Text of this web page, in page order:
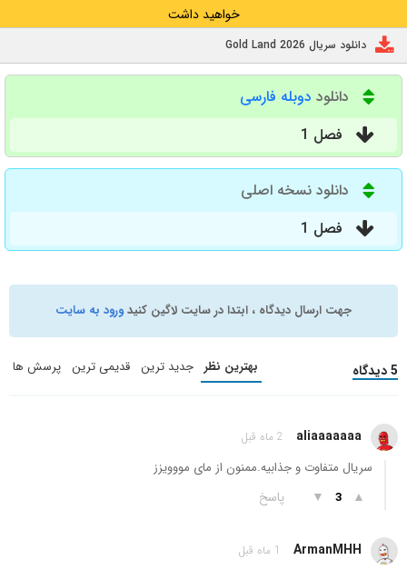
خواهید داشت
دانلود سریال Gold Land 2026
دانلود دوبله فارسی
فصل 1
دانلود نسخه اصلی
فصل 1
جهت ارسال دیدگاه ، ابتدا در سایت لاگین کنیدورود به سایت
5 دیدگاه بهترین نظر جدید ترین قدیمی ترین پرسش ها
aliaaaaaaa 2 ماه قبل
سریال متفاوت و جذابیه.ممنون از مای‌ مووویزز
▲
3
▼ پاسخ
ArmanMHH 1 ماه قبل